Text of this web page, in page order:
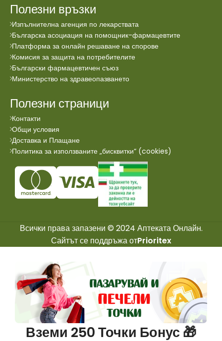
Полезни връзки
Изпълнителна агенция по лекарствата
Българска асоциация на помощник-фармацевтите
Платформа за онлайн решаване на спорове
Комисия за защита на потребителите
Български фармацевтичен съюз
Министерство на здравеопазването
Полезни страници
Контакти
Общи условия
Доставка и Плащане
Политика за използваните „бисквитки“ (cookies)
Всички права запазени © 2024 Аптеката Онлайн.
Сайтът се поддръжа отPrioritex
Вземи 250 Точки Бонус 🎁